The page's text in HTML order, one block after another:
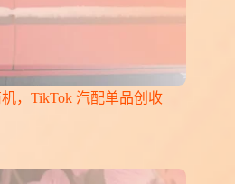
，TikTok 汽配单品创收